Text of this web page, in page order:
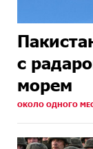
с
морем
ОКОЛО ОДНОГО